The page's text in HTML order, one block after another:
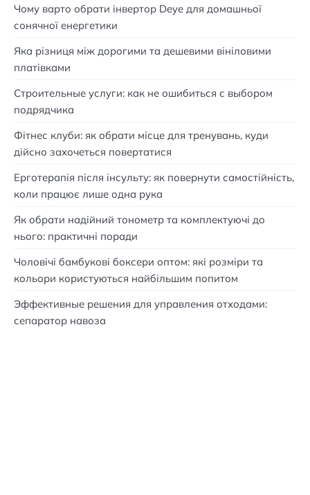
Чому варто обрати інвертор Deye для домашньої
сонячної енергетики
Яка різниця між дорогими та дешевими вініловими
платівками
Строительные услуги: как не ошибиться с выбором
подрядчика
Фітнес клуби: як обрати місце для тренувань, куди
дійсно захочеться повертатися
Ерготерапія після інсульту: як повернути самостійність,
коли працює лише одна рука
Як обрати надійний тонометр та комплектуючі до
нього: практичні поради
Чоловічі бамбукові боксери оптом: які розміри та
кольори користуються найбільшим попитом
Эффективные решения для управления отходами:
сепаратор навоза